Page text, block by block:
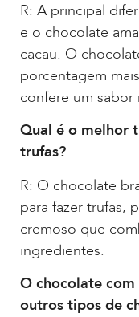
R: A principal
e o chocolate
cacau. O
porcentagem
confere um sabor
Qual é o melhor
trufas?
R: O chocolate
para fazer trufas,
cremoso que
ingredientes.
O chocolate
outros tipos de